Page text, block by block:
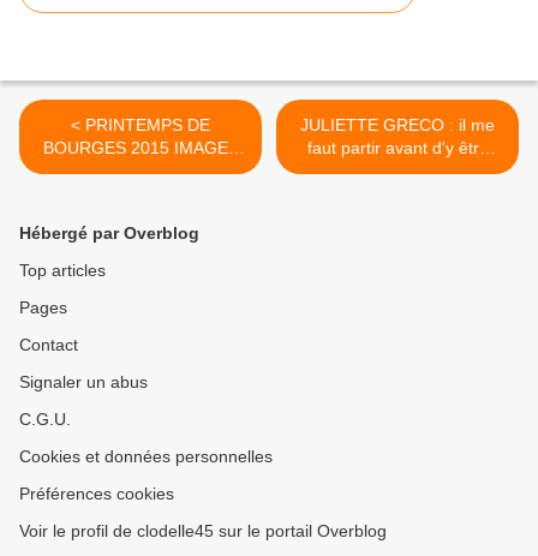
< PRINTEMPS DE
BOURGES 2015 IMAGES
de l'EXPOSITION SUR LES
avril 2015
JULIETTE GRECO : il me
faut partir avant d'y être
obligée >
Hébergé par Overblog
Top articles
Pages
Contact
Signaler un abus
C.G.U.
Cookies et données personnelles
Préférences cookies
Voir le profil de clodelle45 sur le portail Overblog